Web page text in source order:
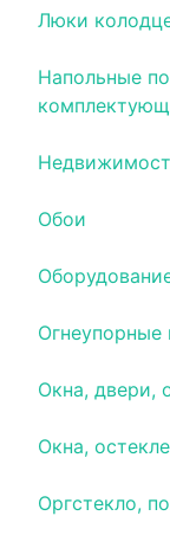
Люки
Напольные
Обои
Огнеупорные
Окна, двери,
Окна,
Оргстекло,